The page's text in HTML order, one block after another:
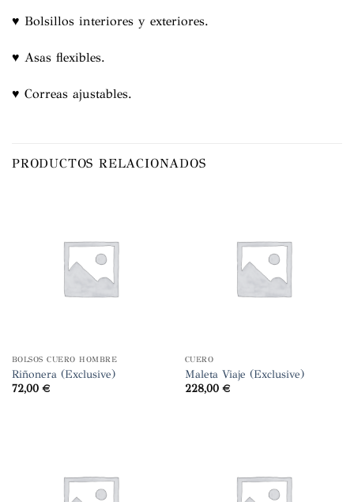
♥ Bolsillos interiores y exteriores.
♥ Asas flexibles.
♥ Correas ajustables.
PRODUCTOS RELACIONADOS
BOLSOS CUERO HOMBRE
Riñonera (Exclusive)
72,00 €
CUERO
Maleta Viaje (Exclusive)
228,00 €